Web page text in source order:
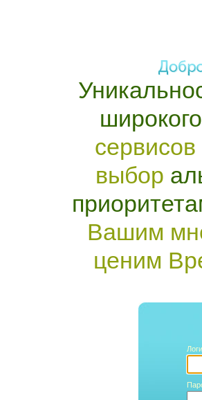
выбор
Вашим
ценим